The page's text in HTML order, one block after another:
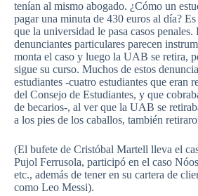
tenían al mismo abogado. ¿Cómo un
pagar una minuta de 430 euros al día?
que la universidad le pasa casos penales.
denunciantes particulares parecen
monta el caso y luego la UAB se retira,
sigue su curso. Muchos de estos
estudiantes -cuatro estudiantes que eran
del Consejo de Estudiantes, y que
de becarios-, al ver que la UAB se
a los pies de los caballos, también
(El bufete de Cristóbal Martell lleva el
Pujol Ferrusola, participó en el caso
etc., además de tener en su cartera de
como Leo Messi).